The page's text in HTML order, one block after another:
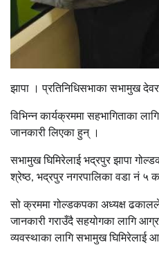
झापा । प्रतिनिधिसभाका सभामुख
विभिन्न कार्यक्रममा सहभागिताका
जानकारी लिएका हुन् ।
सभामुख घिमिरेलाई भद्रपुर झापा
श्रेष्ठ, भद्रपुर नगरपालिका वडा नं ५
सो क्रममा गोल्डकपका अध्यक्ष
जानकारी गराउँदै सहयोगका लागि
व्यवस्थाका लागि सभामुख घिमिरेलाई